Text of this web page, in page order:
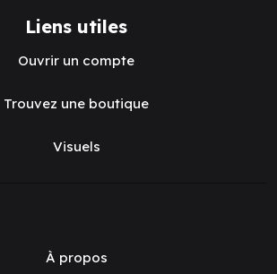
Liens utiles
Ouvrir un compte
Trouvez une boutique
Visuels
À propos